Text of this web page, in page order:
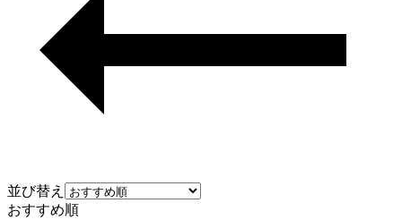
並び替え
おすすめ順